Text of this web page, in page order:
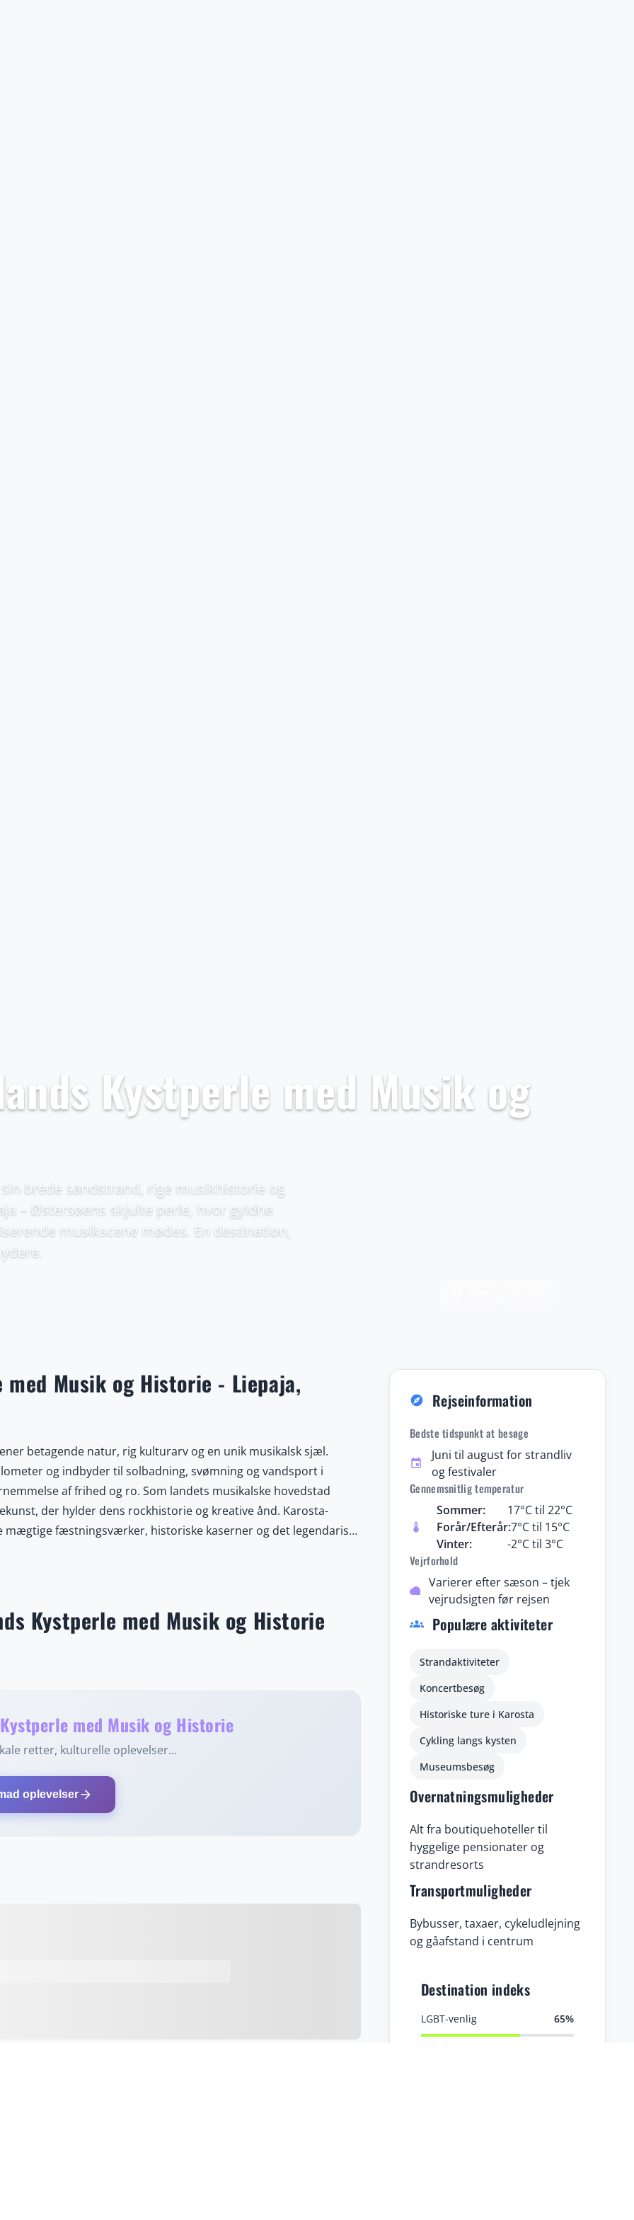
Kystperle med Musik og
brede sandstrand, rige musikhistorie og
– Østersøens skjulte perle, hvor gyldne
musikscene mødes. En destination,
Musik og Historie - Liepaja,
betagende natur, rig kulturarv og en unik musikalsk sjæl.
og indbyder til solbadning, svømning og vandsport i
af frihed og ro. Som landets musikalske hovedstad
der hylder dens rockhistorie og kreative ånd. Karosta-
fæstningsværker, historiske kaserner og det legendariske
Med sin kombination af afslappende strandliv,
et ideelt rejsemål året rundt – en destination, der stadig
Kystperle med Musik og Historie
med Musik og Historie
retter, kulturelle oplevelser...
oplevelserarrow_forward
explore Rejseinformation
Bedste tidspunkt at besøge
event
Juni til august for strandliv
og festivaler
Gennemsnitlig temperatur
thermostat
Sommer:
17°C til 22°C
Forår/Efterår:7°C til 15°C
Vinter:
-2°C til 3°C
Vejrforhold
cloud
Varierer efter sæson – tjek
vejrudsigten før rejsen
groups Populære aktiviteter
Strandaktiviteter
Koncertbesøg
Historiske ture i Karosta
Cykling langs kysten
Museumsbesøg
Overnatningsmuligheder
Alt fra boutiquehoteller til
hyggelige pensionater og
strandresorts
Transportmuligheder
Bybusser, taxaer, cykeludlejning
og gåafstand i centrum
Destination indeks
LGBT-venlig 65%
Prisniveau